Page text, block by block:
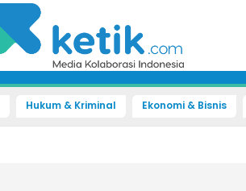
Hukum & Kriminal Ekonomi & Bisnis